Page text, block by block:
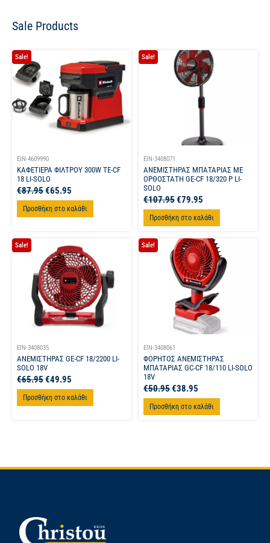
Sale Products
Sale!
EIN-4609990
ΚΑΦΕΤΙΕΡΑ ΦΙΛΤΡΟΥ 300W TE-CF
18 LI-SOLO
€87.95€65.95
Προσθήκη στο καλάθι
Sale!
EIN-3408071
ΑΝΕΜΙΣΤΗΡΑΣ ΜΠΑΤΑΡΙΑΣ ΜΕ
ΟΡΘΟΣΤΑΤΗ GE-CF 18/320 P LI-
SOLO
€107.95€79.95
Προσθήκη στο καλάθι
Sale!
EIN-3408035
ΑΝΕΜΙΣΤΗΡΑΣ GE-CF 18/2200 LI-
SOLO 18V
€65.95€49.95
Προσθήκη στο καλάθι
Sale!
EIN-3408061
ΦΟΡΗΤΟΣ ΑΝΕΜΙΣΤΗΡΑΣ
ΜΠΑΤΑΡΙΑΣ GC-CF 18/110 LI-SOLO
18V
€50.95€38.95
Προσθήκη στο καλάθι